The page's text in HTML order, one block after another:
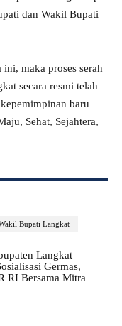
dan Wakil Bupati
maka proses serah
secara resmi telah
baru
Sehat, Sejahtera,
Bupati Langkat
Langkat
Germas,
RI Bersama Mitra